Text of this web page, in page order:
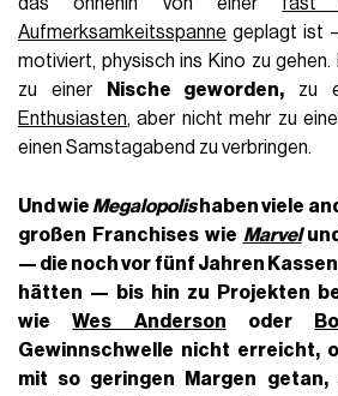
Aufmerksamkeitsspanne geplagt ist
motiviert, physisch ins Kino zu gehen.
zu einer
Nische geworden, zu
Enthusiasten, aber nicht mehr zu
einen Samstagabend zu verbringen.
Und wie Megalopolishaben viele
großen Franchiseswie Marvel
— die noch vor fünf Jahren
hätten — bis hin zu Projekten
wieWes Anderson oder
Gewinnschwelle nicht erreicht,
mit so geringen Margen